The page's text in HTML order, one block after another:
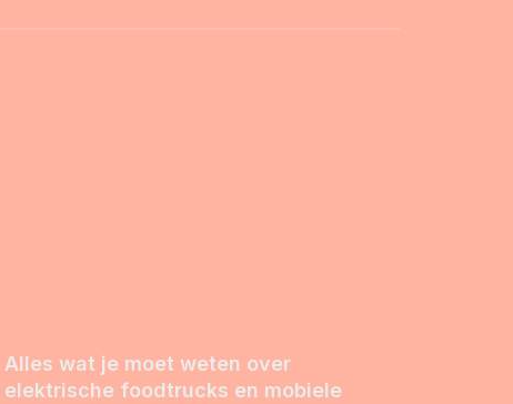
Alles wat je moet weten over
elektrische foodtrucks en mobiele